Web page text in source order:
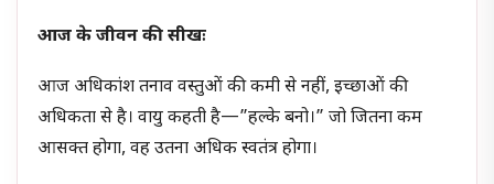
आज के जीवन की सीखः
आज अधिकांश तनाव वस्तुओं की कमी से नहीं, इच्छाओं की
अधिकता से है। वायु कहती है—”हल्के बनो।” जो जितना कम
आसक्त होगा, वह उतना अधिक स्वतंत्र होगा।